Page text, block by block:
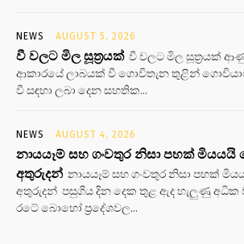
NEWS AUGUST 5, 2026
වී වලට මිල සූත්‍රයක් වී වලට මිල සූත්‍රයක්
ආකාරයේ ලාබයක් වී ගොවිතැන තුළින්
වී සඳහා ලබා දෙන සහතික...
NEWS AUGUST 4, 2026
නායයෑම් සහ ගංවතුර නිසා පහක් මියයයි
අතුරුදන් නායයෑම් සහ ගංවතුර නිසා පහක්
අතුරුදන් පසුගිය දින දෙක තුළ ඇද හැලුණු අධික
රටේ බොහෝ ප්‍රදේශවල...